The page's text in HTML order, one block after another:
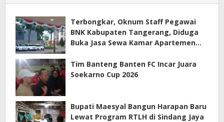
Terbongkar, Oknum Staff Pegawai
BNK Kabupaten Tangerang, Diduga
Buka Jasa Sewa Kamar Apartemen
Tim Banteng Banten FC Incar Juara
Soekarno Cup 2026
Bupati Maesyal Bangun Harapan Baru
Lewat Program RTLH di Sindang Jaya